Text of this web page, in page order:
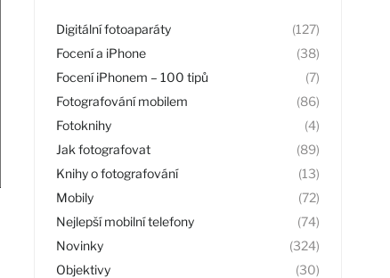
Digitální fotoaparáty
(127)
Focení a iPhone
(38)
Focení iPhonem – 100 tipů
(7)
Fotografování mobilem
(86)
Fotoknihy
(4)
Jak fotografovat
(89)
Knihy o fotografování
(13)
Mobily
(72)
Nejlepší mobilní telefony
(74)
Novinky
(324)
Objektivy
(30)